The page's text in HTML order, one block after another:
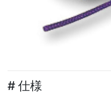
# 仕様